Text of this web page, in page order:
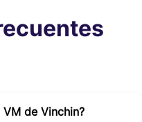
de Vinchin?